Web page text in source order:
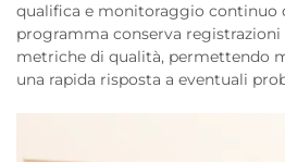
qualifica e monitoraggio continuo
programma conserva
metriche di qualità, permettendo
una rapida risposta a eventuali